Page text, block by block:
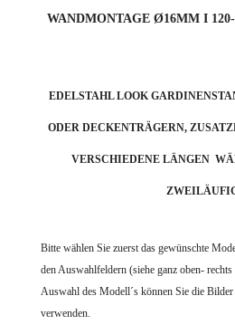
WANDMONTAGE Ø16MM I
EDELSTAHL LOOK
ODER DECKENTRÄGERN,
VERSCHIEDENE LÄNGEN
Bitte wählen Sie zuerst das gewünschte
den Auswahlfeldern (siehe ganz oben-
Auswahl des Modell´s können Sie die
verwenden.